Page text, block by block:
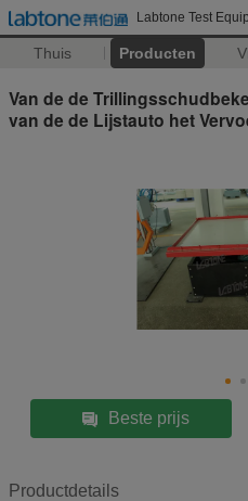
Labtone Test
Thuis Producten
Van de de
van de de Lijstauto het
Beste prijs
Productdetails